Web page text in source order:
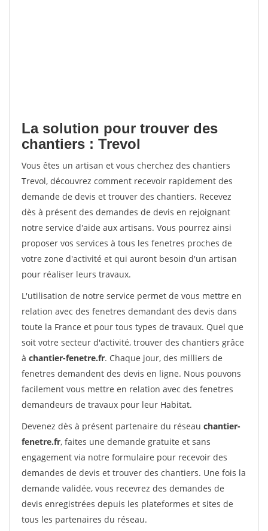
La solution pour trouver des
chantiers : Trevol
Vous êtes un artisan et vous cherchez des chantiers
Trevol, découvrez comment recevoir rapidement des
demande de devis et trouver des chantiers. Recevez
dès à présent des demandes de devis en rejoignant
notre service d'aide aux artisans. Vous pourrez ainsi
proposer vos services à tous les fenetres proches de
votre zone d'activité et qui auront besoin d'un artisan
pour réaliser leurs travaux.
L'utilisation de notre service permet de vous mettre en
relation avec des fenetres demandant des devis dans
toute la France et pour tous types de travaux. Quel que
soit votre secteur d'activité, trouver des chantiers grâce
à chantier-fenetre.fr. Chaque jour, des milliers de
fenetres demandent des devis en ligne. Nous pouvons
facilement vous mettre en relation avec des fenetres
demandeurs de travaux pour leur Habitat.
Devenez dès à présent partenaire du réseau chantier-
fenetre.fr, faites une demande gratuite et sans
engagement via notre formulaire pour recevoir des
demandes de devis et trouver des chantiers. Une fois la
demande validée, vous recevrez des demandes de
devis enregistrées depuis les plateformes et sites de
tous les partenaires du réseau.